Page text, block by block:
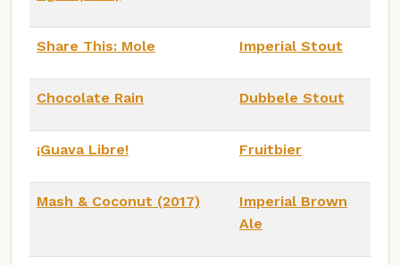
Share This: Mole Imperial Stout
Chocolate Rain Dubbele Stout
¡Guava Libre! Fruitbier
Mash & Coconut (2017)
Imperial Brown
Ale